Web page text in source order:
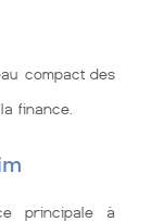
compact des
finance.
principale à